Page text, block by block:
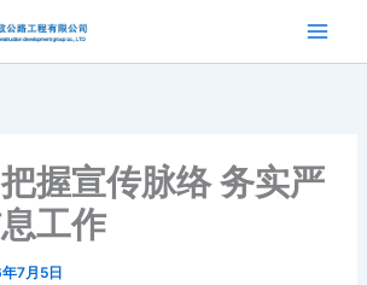
握宣传脉络 务实严
工作
7月5日